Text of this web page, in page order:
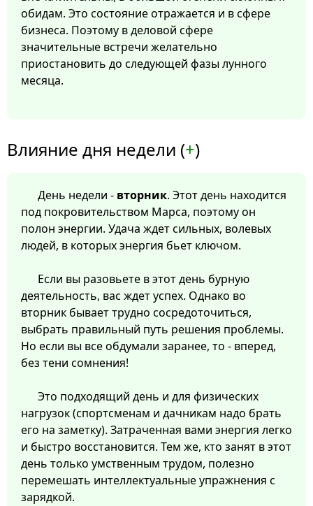
обидам. Это состояние отражается и в сфере
бизнеса. Поэтому в деловой сфере
значительные встречи желательно
приостановить до следующей фазы лунного
месяца.
Влияние дня недели (+)
День недели - вторник. Этот день находится
под покровительством Марса, поэтому он
полон энергии. Удача ждет сильных, волевых
людей, в которых энергия бьет ключом.
Если вы разовьете в этот день бурную
деятельность, вас ждет успех. Однако во
вторник бывает трудно сосредоточиться,
выбрать правильный путь решения проблемы.
Но если вы все обдумали заранее, то - вперед,
без тени сомнения!
Это подходящий день и для физических
нагрузок (спортсменам и дачникам надо брать
его на заметку). Затраченная вами энергия легко
и быстро восстановится. Тем же, кто занят в этот
день только умственным трудом, полезно
перемешать интеллектуальные упражнения с
зарядкой.